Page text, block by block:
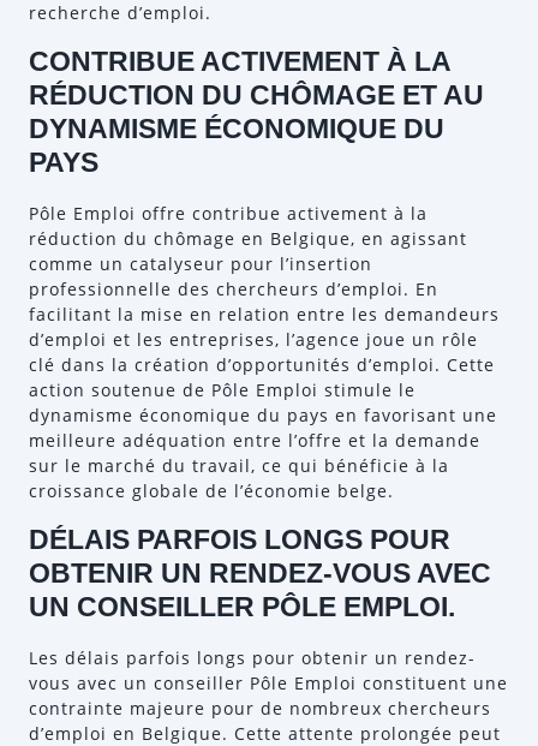
recherche d’emploi.
CONTRIBUE ACTIVEMENT À LA
RÉDUCTION DU CHÔMAGE ET AU
DYNAMISME ÉCONOMIQUE DU
PAYS
Pôle Emploi offre contribue activement à la
réduction du chômage en Belgique, en agissant
comme un catalyseur pour l’insertion
professionnelle des chercheurs d’emploi. En
facilitant la mise en relation entre les demandeurs
d’emploi et les entreprises, l’agence joue un rôle
clé dans la création d’opportunités d’emploi. Cette
action soutenue de Pôle Emploi stimule le
dynamisme économique du pays en favorisant une
meilleure adéquation entre l’offre et la demande
sur le marché du travail, ce qui bénéficie à la
croissance globale de l’économie belge.
DÉLAIS PARFOIS LONGS POUR
OBTENIR UN RENDEZ-VOUS AVEC
UN CONSEILLER PÔLE EMPLOI.
Les délais parfois longs pour obtenir un rendez-
vous avec un conseiller Pôle Emploi constituent une
contrainte majeure pour de nombreux chercheurs
d’emploi en Belgique. Cette attente prolongée peut